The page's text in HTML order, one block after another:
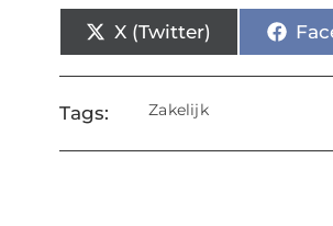
X (Twitter)
Tags: Zakelijk